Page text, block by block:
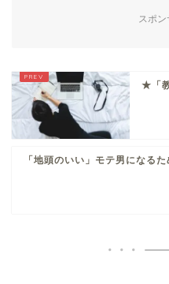
スポン
★「
「地頭のいい」モテ男になるた